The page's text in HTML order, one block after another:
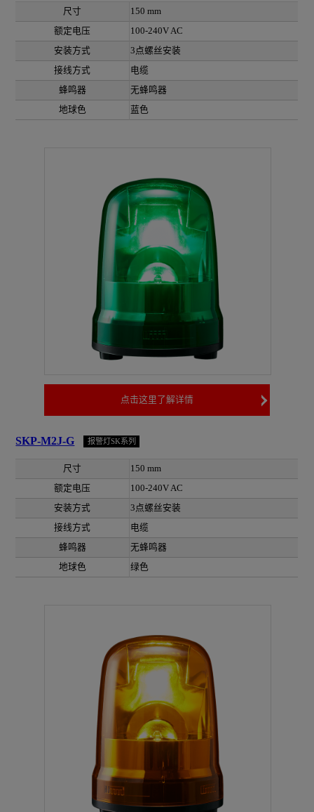
尺寸
150 mm
额定电压
100-240V AC
安装方式
3点螺丝安装
接线方式
电缆
蜂鸣器
无蜂鸣器
地球色
蓝色
点击这里了解详情
SKP-M2J-G 报警灯SK系列
尺寸
150 mm
额定电压
100-240V AC
安装方式
3点螺丝安装
接线方式
电缆
蜂鸣器
无蜂鸣器
地球色
绿色